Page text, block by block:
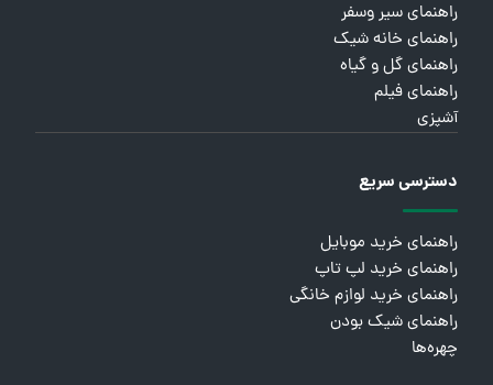
راهنمای سیر وسفر
راهنمای خانه شیک
راهنمای گل و گیاه
راهنمای فیلم
آشپزی
دسترسی سریع
راهنمای خرید موبایل
راهنمای خرید لپ تاپ
راهنمای خرید لوازم خانگی
راهنمای شیک بودن
چهره‌ها